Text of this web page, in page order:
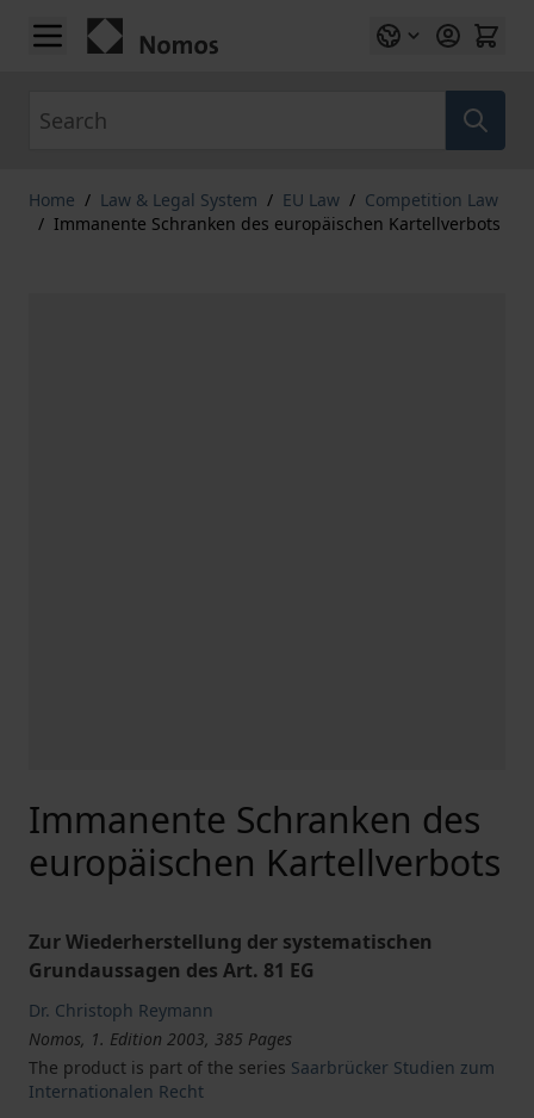
Skip to Content
Home / Law & Legal System / EU Law / Competition Law
/ Immanente Schranken des europäischen Kartellverbots
Immanente Schranken des
europäischen Kartellverbots
Zur Wiederherstellung der systematischen
Grundaussagen des Art. 81 EG
Dr. Christoph Reymann
Nomos, 1. Edition 2003, 385 Pages
The product is part of the series Saarbrücker Studien zum
Internationalen Recht